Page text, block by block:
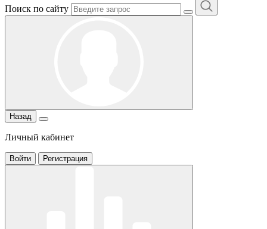
Поиск по сайту
Назад
Личный кабинет
Войти Регистрация